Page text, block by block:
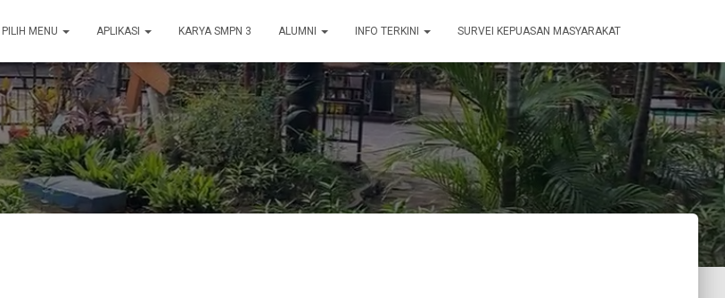
PILIH MENU APLIKASI KARYA SMPN 3 ALUMNI INFO TERKINI SURVEI KEPUASAN MASYARAKAT